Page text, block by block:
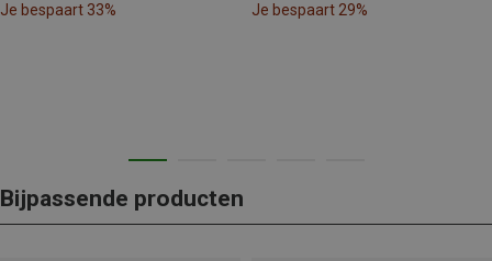
Je bespaart 33% Je bespaart 29%
Bijpassende producten